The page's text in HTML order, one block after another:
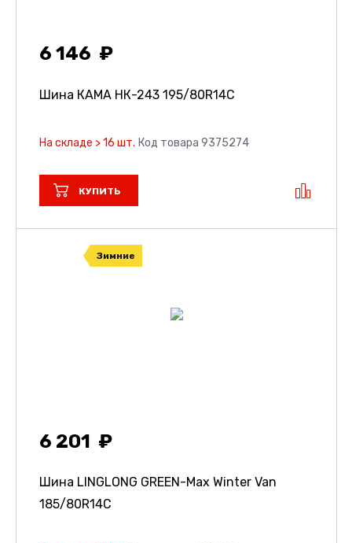
6 146
Шина КАМА НК-243 195/80R14C
На складе > 16 шт. Код товара 9375274
КУПИТЬ
Зимние
6 201
Шина LINGLONG GREEN-Max Winter Van
185/80R14C